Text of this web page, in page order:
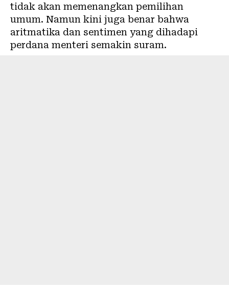
tidak akan memenangkan pemilihan
umum. Namun kini juga benar bahwa
aritmatika dan sentimen yang dihadapi
perdana menteri semakin suram.